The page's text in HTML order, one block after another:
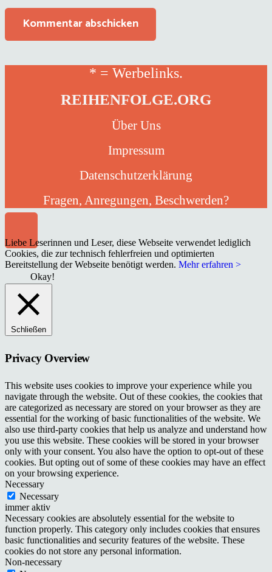
Kommentar abschicken
* = Werbelinks.
REIHENFOLGE.ORG
Über Uns
Impressum
Datenschutzerklärung
Fragen, Anregungen, Beschwerden?
Liebe Leserinnen und Leser, diese Webseite verwendet lediglich
Cookies, die zur technisch fehlerfreien und optimierten
Bereitstellung der Webseite benötigt werden. Mehr erfahren >
Okay!
Schließen
Privacy Overview
This website uses cookies to improve your experience while you
navigate through the website. Out of these cookies, the cookies that
are categorized as necessary are stored on your browser as they are
essential for the working of basic functionalities of the website. We
also use third-party cookies that help us analyze and understand how
you use this website. These cookies will be stored in your browser
only with your consent. You also have the option to opt-out of these
cookies. But opting out of some of these cookies may have an effect
on your browsing experience.
Necessary
Necessary
immer aktiv
Necessary cookies are absolutely essential for the website to
function properly. This category only includes cookies that ensures
basic functionalities and security features of the website. These
cookies do not store any personal information.
Non-necessary